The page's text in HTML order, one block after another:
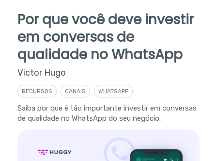
Por que você deve investir
em conversas de
qualidade no WhatsApp
Victor Hugo
RECURSOS CANAIS WHATSAPP
Saiba por que é tão importante investir em conversas
de qualidade no WhatsApp do seu negócio.